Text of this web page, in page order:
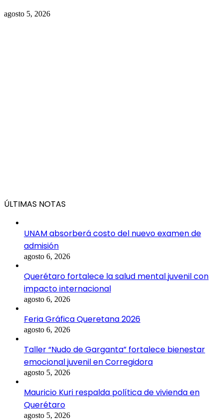
agosto 5, 2026
ÚLTIMAS NOTAS
UNAM absorberá costo del nuevo examen de
admisión
agosto 6, 2026
Querétaro fortalece la salud mental juvenil con
impacto internacional
agosto 6, 2026
Feria Gráfica Queretana 2026
agosto 6, 2026
Taller “Nudo de Garganta” fortalece bienestar
emocional juvenil en Corregidora
agosto 5, 2026
Mauricio Kuri respalda política de vivienda en
Querétaro
agosto 5, 2026